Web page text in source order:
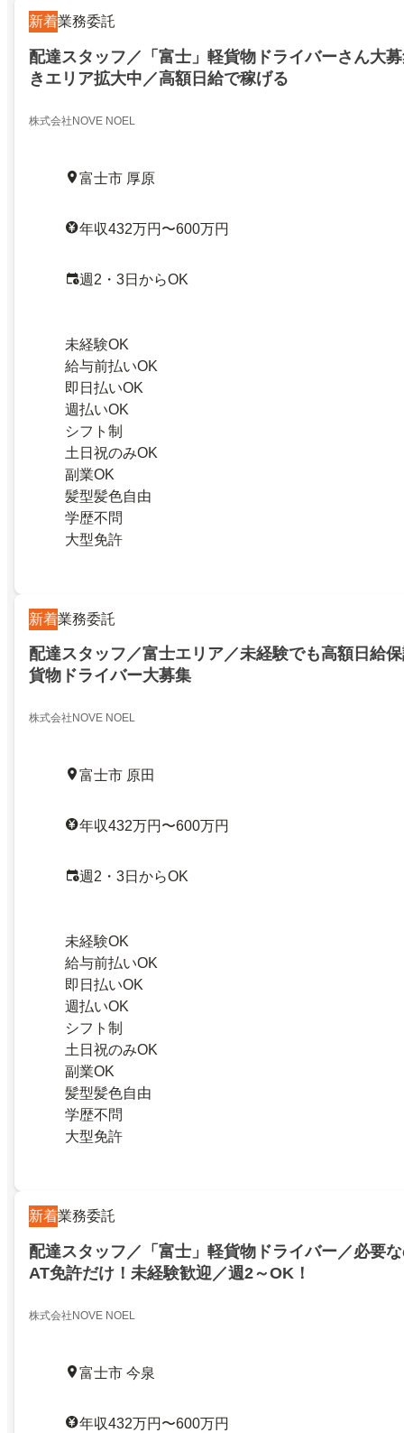
新着業務委託
配達スタッフ／「富士」軽貨物ドライバーさん大
きエリア拡大中／高額日給で稼げる
株式会社NOVE NOEL
富士市 厚原
年収432万円〜600万円
週2・3日からOK
未経験OK
給与前払いOK
即日払いOK
週払いOK
シフト制
土日祝のみOK
副業OK
髪型髪色自由
学歴不問
大型免許
新着業務委託
配達スタッフ／富士エリア／未経験でも高額日給
貨物ドライバー大募集
株式会社NOVE NOEL
富士市 原田
年収432万円〜600万円
週2・3日からOK
未経験OK
給与前払いOK
即日払いOK
週払いOK
シフト制
土日祝のみOK
副業OK
髪型髪色自由
学歴不問
大型免許
新着業務委託
配達スタッフ／「富士」軽貨物ドライバー／必要
AT免許だけ！未経験歓迎／週2～OK！
株式会社NOVE NOEL
富士市 今泉
年収432万円〜600万円